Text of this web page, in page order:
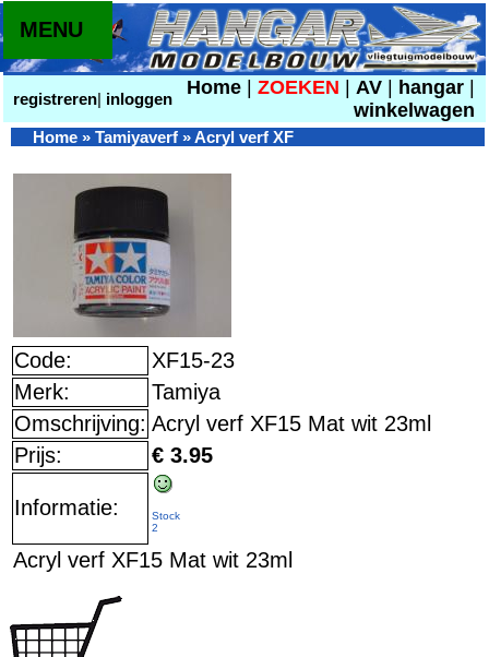
registreren| inloggen
Home ZOEKEN AV hangar
winkelwagen
MENU
Home » Tamiyaverf »Acryl verf XF
Code:
XF15-23
Merk:
Tamiya
Omschrijving: Acryl verf XF15 Mat wit 23ml
Prijs:
€ 3.95
Informatie:
Stock
2
Acryl verf XF15 Mat wit 23ml